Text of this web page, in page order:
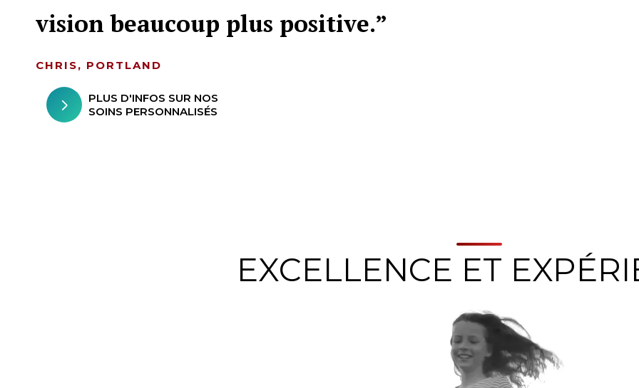
vision beaucoup plus positive.
CHRIS, PORTLAND
PLUS D'INFOS SUR NOS
SOINS PERSONNALISÉS
EXCELLENCE ET